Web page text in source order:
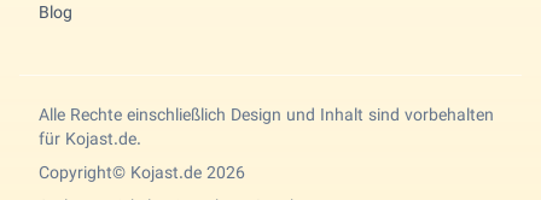
Blog
Alle Rechte einschließlich Design und Inhalt sind vorbehalten
für Kojast.de.
Copyright© Kojast.de 2026